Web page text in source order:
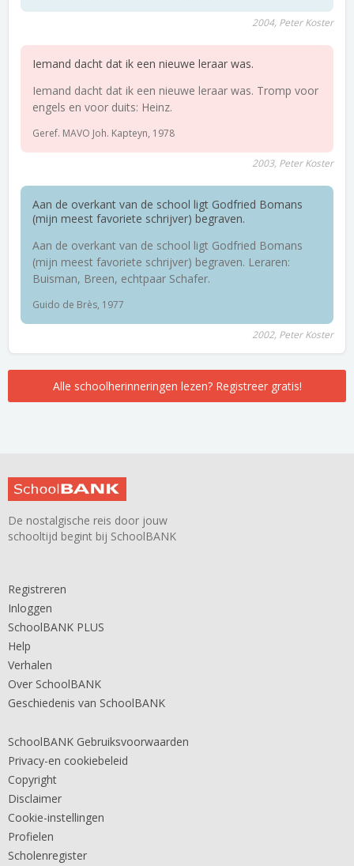
2004, Peter Koster
Iemand dacht dat ik een nieuwe leraar was.
Iemand dacht dat ik een nieuwe leraar was. Tromp voor
engels en voor duits: Heinz.
Geref. MAVO Joh. Kapteyn, 1978
2003, Peter Koster
Aan de overkant van de school ligt Godfried Bomans
(mijn meest favoriete schrijver) begraven.
Aan de overkant van de school ligt Godfried Bomans
(mijn meest favoriete schrijver) begraven. Leraren:
Buisman, Breen, echtpaar Schafer.
Guido de Brès, 1977
2002, Peter Koster
Alle schoolherinneringen lezen? Registreer gratis!
De nostalgische reis door jouw
schooltijd begint bij SchoolBANK
Registreren
Inloggen
SchoolBANK PLUS
Help
Verhalen
Over SchoolBANK
Geschiedenis van SchoolBANK
SchoolBANK Gebruiksvoorwaarden
Privacy-en cookiebeleid
Copyright
Disclaimer
Cookie-instellingen
Profielen
Scholenregister